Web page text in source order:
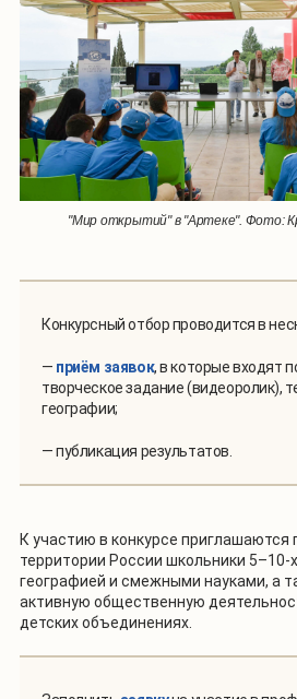
"Мир открытий" в "Артеке". Фото:
Конкурсный отбор проводится в
— приём заявок, в которые входят
творческое задание (видеоролик),
географии;
— публикация результатов.
К участию в конкурсе
территории России школьники 5–10-
географией и смежными науками, а
активную общественную
детских объединениях.